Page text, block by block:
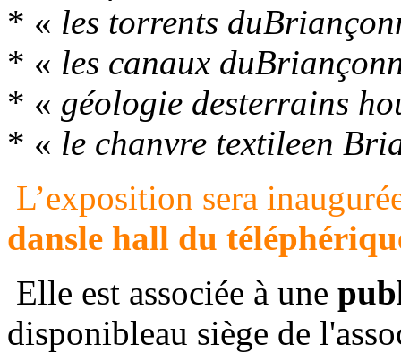
* « les torrents
* « les canaux
* « géologie desterrains
* « le chanvre textileen
L’exposition sera
dansle hall du
Elle est associée à une
disponibleau siège de